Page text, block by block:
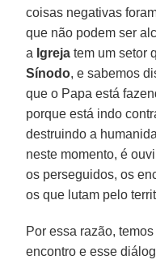
coisas negativas
que não podem ser
a Igreja tem um setor
Sínodo, e sabemos
que o Papa está
porque está indo
destruindo a
neste momento, é
os perseguidos, os
os que lutam pelo
Por essa razão,
encontro e esse